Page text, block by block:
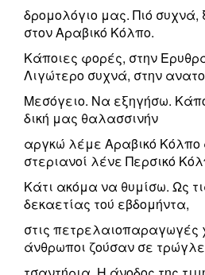
δρομολόγιο μας. Πιό
στον Αραβικό Κόλπο.
Κάποιες φορές, στην
Λιγώτερο συχνά, στην
Μεσόγειο. Να εξηγήσω.
δική μας θαλασσινήν
αργκώ λέμε Αραβικό Κόλπο
στεριανοί λένε Περσικό
Κάτι ακόμα να θυμίσω. Ως
δεκαετίας τού εβδομήντα,
στις πετρελαιοπαραγωγές
άνθρωποι ζούσαν σε